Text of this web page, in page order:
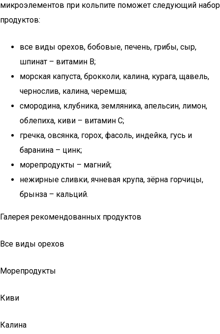
микроэлементов при кольпите поможет следующий набор
продуктов:
все виды орехов, бобовые, печень, грибы, сыр,
шпинат – витамин В;
морская капуста, брокколи, калина, курага, щавель,
чернослив, калина, черемша;
смородина, клубника, земляника, апельсин, лимон,
облепиха, киви – витамин С;
гречка, овсянка, горох, фасоль, индейка, гусь и
баранина – цинк;
морепродукты – магний;
нежирные сливки, ячневая крупа, зёрна горчицы,
брынза – кальций.
Галерея рекомендованных продуктов
Все виды орехов
Морепродукты
Киви
Калина